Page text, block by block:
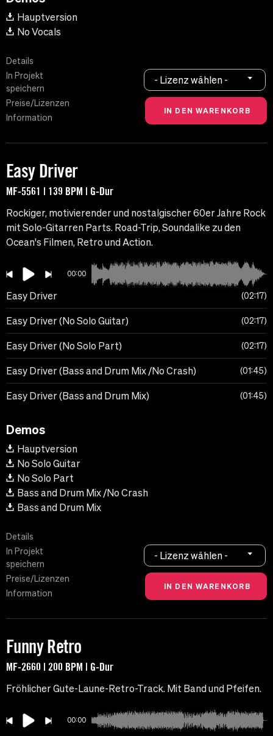
Hauptversion
No Vocals
Details
In Projekt
speichern
Preise/Lizenzen
Information
- Lizenz wählen -
Easy Driver
MF-5561 | 139 BPM | G-Dur
Rockiger, motivierender und nostalgischer 60er Jahre Rock
mit Solo-Gitarren Parts. Road-Trip, Soundalike zu den
Ocean's Filmen, Retro und Action.
00:00
Easy Driver 02:17
Easy Driver (No Solo Guitar) 02:17
Easy Driver (No Solo Part) 02:17
Easy Driver (Bass and Drum Mix /No Crash) 01:45
Easy Driver (Bass and Drum Mix) 01:45
Demos
Hauptversion
No Solo Guitar
No Solo Part
Bass and Drum Mix /No Crash
Bass and Drum Mix
Details
In Projekt
speichern
Preise/Lizenzen
Information
- Lizenz wählen -
Funny Retro
MF-2660 | 200 BPM | G-Dur
Fröhlicher Gute-Laune-Retro-Track. Mit Band und Pfeifen.
00:00